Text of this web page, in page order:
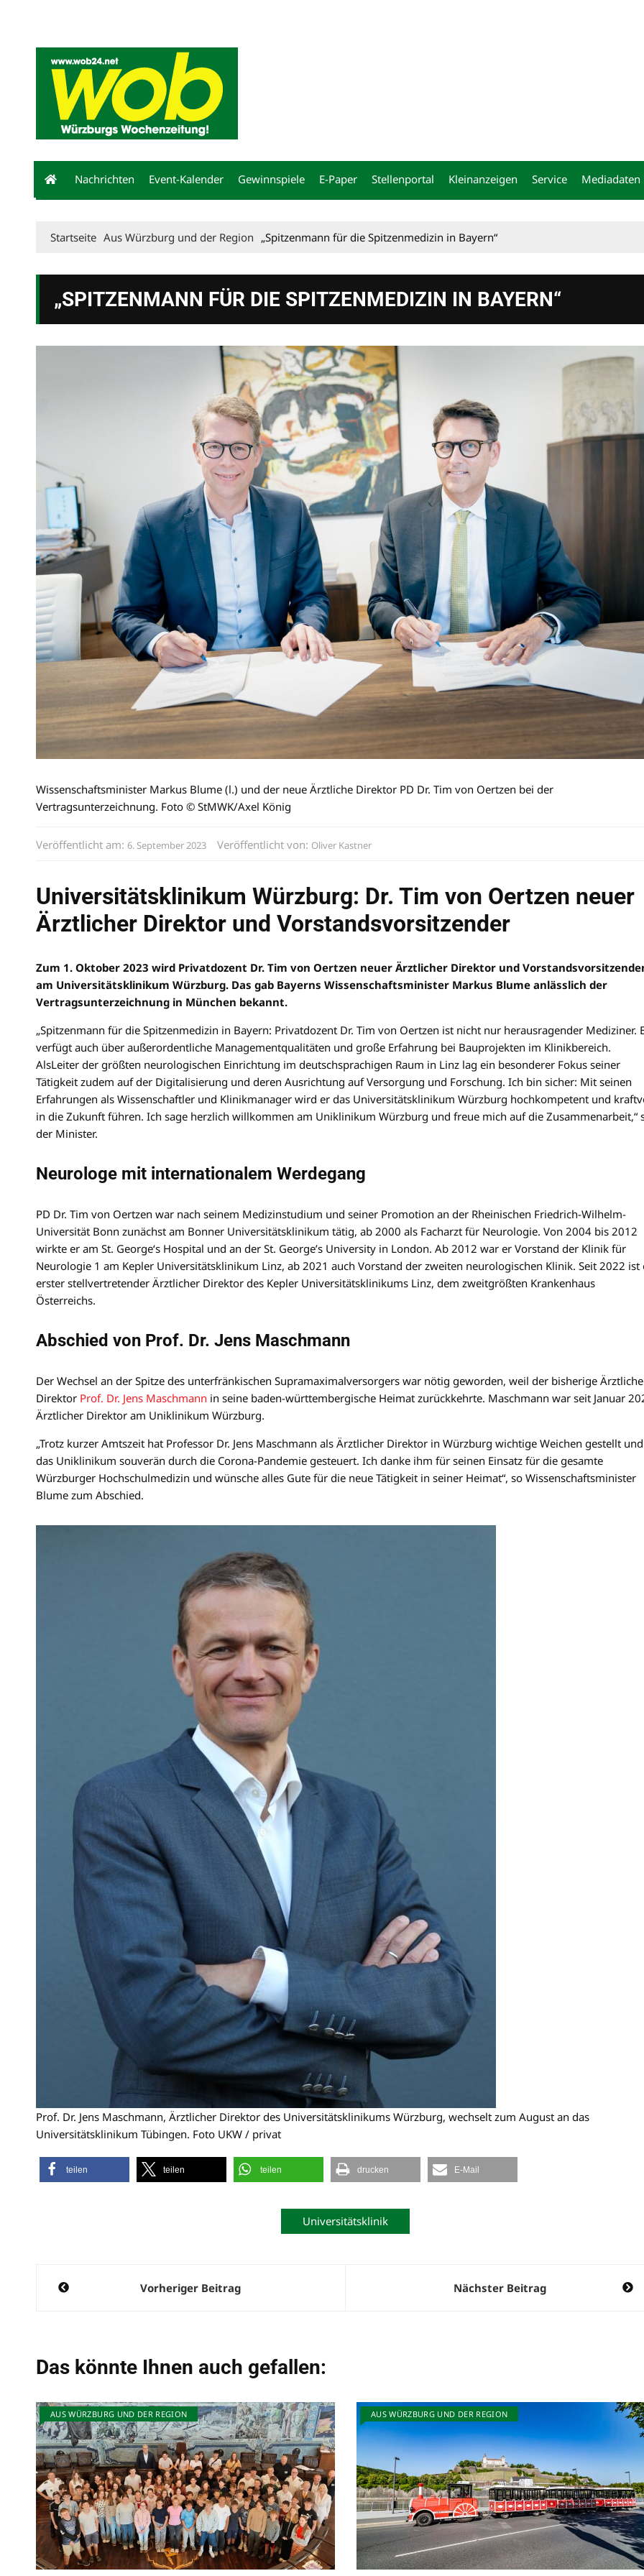
Nachrichten Event-Kalender Gewinnspiele E-Paper Stellenportal Kleinanzeigen Service Mediadaten
Startseite Aus Würzburg und der Region „Spitzenmann für die Spitzenmedizin in Bayern“
„SPITZENMANN FÜR DIE SPITZENMEDIZIN IN BAYERN“
Wissenschaftsminister Markus Blume (l.) und der neue Ärztliche Direktor PD Dr. Tim von Oertzen bei der
Vertragsunterzeichnung. Foto © StMWK/Axel König
Veröffentlicht am: 6. September 2023 Veröffentlicht von: Oliver Kastner
Universitätsklinikum Würzburg: Dr. Tim von Oertzen neuer
Ärztlicher Direktor und Vorstandsvorsitzender
Zum 1. Oktober 2023 wird Privatdozent Dr. Tim von Oertzen neuer Ärztlicher Direktor und
am Universitätsklinikum Würzburg. Das gab Bayerns Wissenschaftsminister Markus Blume anlässlich der
Vertragsunterzeichnung in München bekannt.
„Spitzenmann für die Spitzenmedizin in Bayern: Privatdozent Dr. Tim von Oertzen ist nicht nur herausragender Mediziner.
verfügt auch über außerordentliche Managementqualitäten und große Erfahrung bei Bauprojekten im Klinikbereich.
AlsLeiter der größten neurologischen Einrichtung im deutschsprachigen Raum in Linz lag ein besonderer Fokus seiner
Tätigkeit zudem auf der Digitalisierung und deren Ausrichtung auf Versorgung und Forschung. Ich bin sicher: Mit seinen
Erfahrungen als Wissenschaftler und Klinikmanager wird er das Universitätsklinikum Würzburg hochkompetent und
in die Zukunft führen. Ich sage herzlich willkommen am Uniklinikum Würzburg und freue mich auf die Zusammenarbeit,“
der Minister.
Neurologe mit internationalem Werdegang
PD Dr. Tim von Oertzen war nach seinem Medizinstudium und seiner Promotion an der Rheinischen Friedrich-Wilhelm-
Universität Bonn zunächst am Bonner Universitätsklinikum tätig, ab 2000 als Facharzt für Neurologie. Von 2004 bis 2012
wirkte er am St. George‘s Hospital und an der St. George’s University in London. Ab 2012 war er Vorstand der Klinik für
Neurologie 1 am Kepler Universitätsklinikum Linz, ab 2021 auch Vorstand der zweiten neurologischen Klinik. Seit 2022 ist
erster stellvertretender Ärztlicher Direktor des Kepler Universitätsklinikums Linz, dem zweitgrößten Krankenhaus
Österreichs.
Abschied von Prof. Dr. Jens Maschmann
Der Wechsel an der Spitze des unterfränkischen Supramaximalversorgers war nötig geworden, weil der bisherige Ärztliche
Direktor Prof. Dr. Jens Maschmann in seine baden-württembergische Heimat zurückkehrte. Maschmann war seit Januar
Ärztlicher Direktor am Uniklinikum Würzburg.
„Trotz kurzer Amtszeit hat Professor Dr. Jens Maschmann als Ärztlicher Direktor in Würzburg wichtige Weichen gestellt und
das Uniklinikum souverän durch die Corona-Pandemie gesteuert. Ich danke ihm für seinen Einsatz für die gesamte
Würzburger Hochschulmedizin und wünsche alles Gute für die neue Tätigkeit in seiner Heimat“, so Wissenschaftsminister
Blume zum Abschied.
Prof. Dr. Jens Maschmann, Ärztlicher Direktor des Universitätsklinikums Würzburg, wechselt zum August an das
Universitätsklinikum Tübingen. Foto UKW / privat
teilen teilen teilen drucken E-Mail
Universitätsklinik
Beitragsnavigation
Vorheriger Beitrag Nächster Beitrag
Das könnte Ihnen auch gefallen:
AUS WÜRZBURG UND DER REGION AUS WÜRZBURG UND DER REGION